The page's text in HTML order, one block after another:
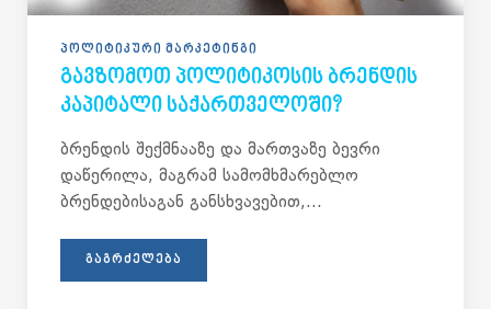
ᲞᲝᲚᲘᲢᲘᲙᲣᲠᲘ ᲛᲐᲠᲙᲔᲢᲘᲜᲒᲘ
ᲒᲐᲕᲖᲝᲛᲝᲗ ᲞᲝᲚᲘᲢᲘᲙᲝᲡᲘᲡ ᲑᲠᲔᲜᲓᲘᲡ
ᲙᲐᲞᲘᲢᲐᲚᲘ ᲡᲐᲥᲐᲠᲗᲕᲔᲚᲝᲨᲘ?
ბრენდის შექმნააზე და მართვაზე ბევრი
დაწერილა, მაგრამ სამომხმარებლო
ბრენდებისაგან განსხვავებით,...
ᲒᲐᲒᲠᲫᲔᲚᲔᲑᲐ